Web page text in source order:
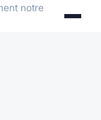
notre